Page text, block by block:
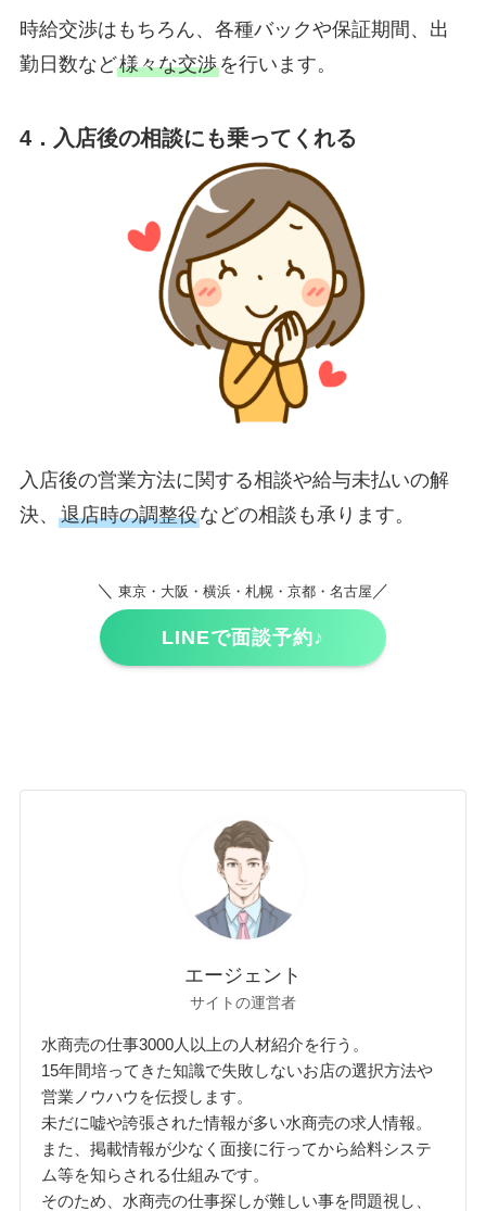
時給交渉はもちろん、各種バックや保証期間、出
勤日数など様々な交渉を行います。
4．入店後の相談にも乗ってくれる
入店後の営業方法に関する相談や給与未払いの解
決、 退店時の調整役などの相談も承ります。
＼ 東京・大阪・横浜・札幌・京都・名古屋 ／
LINEで面談予約♪
エージェント
サイトの運営者
水商売の仕事3000人以上の人材紹介を行う。
15年間培ってきた知識で失敗しないお店の選択方法や
営業ノウハウを伝授します。
未だに嘘や誇張された情報が多い水商売の求人情報。
また、掲載情報が少なく面接に行ってから給料システ
ム等を知らされる仕組みです。
そのため、水商売の仕事探しが難しい事を問題視し、